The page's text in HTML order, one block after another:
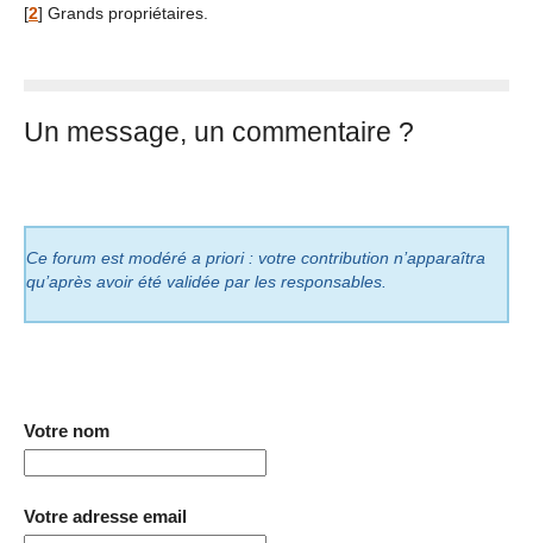
[2] Grands propriétaires.
Un message, un commentaire ?
Ce forum est modéré a priori : votre contribution n’apparaîtra
qu’après avoir été validée par les responsables.
Votre nom
Votre adresse email